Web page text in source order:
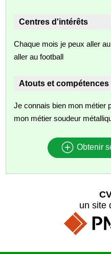
Centres d'intérêts
Chaque mois je peux aller
aller au football
Atouts et compétences
Je connais bien mon métier
mon métier soudeur
Obtenir
un site